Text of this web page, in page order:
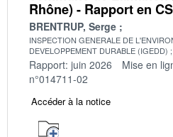
Rhône) - Rapport en
BRENTRUP, Serge
INSPECTION GENERALE DE
DEVELOPPEMENT DURABLE (IGEDD)
Rapport: juin 2026 Mise en
n°014711-02
Accéder à la notice